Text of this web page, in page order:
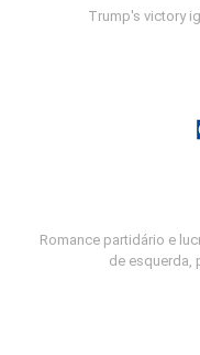
Trump's victory
Romance partidário e
de esquerda,